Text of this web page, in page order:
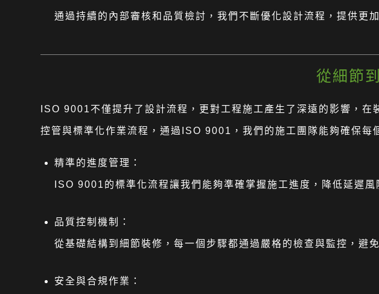
通過持續的內部審核和品質檢討，我們不斷優化設計流程，提供更
從細節
ISO 9001不僅提升了設計流程，更對工程施工產生了深遠的影響，
控管與標準化作業流程，通過ISO 9001，我們的施工團隊能夠確保每
精準的進度管理：
ISO 9001的標準化流程讓我們能夠準確掌握施工進度，降低延遲風
品質控制機制：
從基礎結構到細節裝修，每一個步驟都通過嚴格的檢查與監控，避
安全與合規作業：